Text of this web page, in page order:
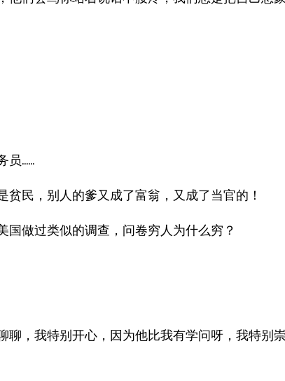
员……
民，别人的爹又成了富翁，又成了当官的！
做过类似的调查，问卷穷人为什么穷？
，我特别开心，因为他比我有学问呀，我特别崇